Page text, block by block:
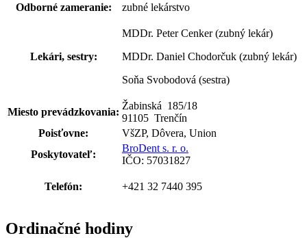
Odborné zameranie:
zubné lekárstvo
Lekári, sestry:
MDDr. Peter Cenker (zubný lekár)
MDDr. Daniel Chodorčuk (zubný lekár)
Soňa Svobodová (sestra)
Miesto prevádzkovania:
Žabinská 185/18
91105 Trenčín
Poisťovne:
VšZP, Dôvera, Union
Poskytovateľ:
BroDent s. r. o.
IČO: 57031827
Telefón: +421 32 7440 395
Ordinačné hodiny